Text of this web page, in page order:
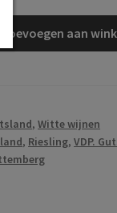
Toevoegen aan
,Witte wijnen
, Riesling,VDP.